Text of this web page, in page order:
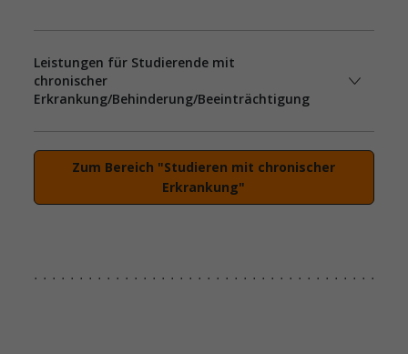
Leistungen für Studierende mit
chronischer
Erkrankung/Behinderung/Beeinträchtigung
Zum Bereich "Studieren mit chronischer
Erkrankung"